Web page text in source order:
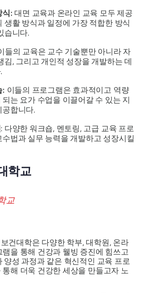
식:대면 교육과 온라인 교육 모두 제공
생활 방식과 일정에 가장 적합한 방식
습니다.
들의 교육은 교수 기술뿐만 아니라 자
김, 그리고 개인적 성장을 개발하는 데
: 이들의 프로그램은 효과적이고 역량
는 요가 수업을 이끌어갈 수 있는 지
공합니다.
: 다양한 워크숍, 멘토링, 고급 교육 프로
수법과 실무 능력을 개발하고 성장시킬
학교
건대학은 다양한 학부, 대학원, 온라
을 통해 건강과 웰빙 증진에 힘쓰고
양성 과정과 같은 혁신적인 교육 프로
해 더욱 건강한 세상을 만들고자 노